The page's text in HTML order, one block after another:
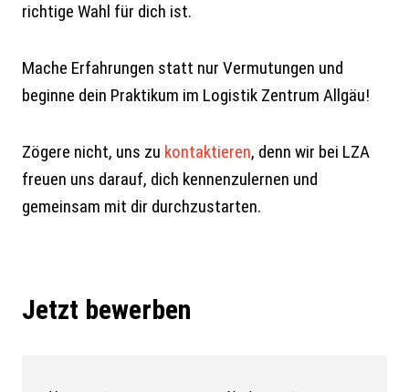
richtige Wahl für dich ist.
Mache Erfahrungen statt nur Vermutungen und
beginne dein Praktikum im Logistik Zentrum Allgäu!
Zögere nicht, uns zu kontaktieren, denn wir bei LZA
freuen uns darauf, dich kennenzulernen und
gemeinsam mit dir durchzustarten.
Jetzt bewerben